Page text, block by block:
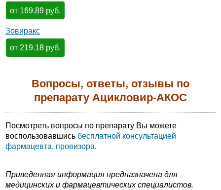
от 169.89 руб.
Зовиракс
от 219.18 руб.
Вопросы, ответы, отзывы по
препарату Ацикловир-АКОС
Посмотреть вопросы по препарату Вы можете
воспользовавшись бесплатной консультацией
фармацевта, провизора.
Приведенная информация предназначена для
медицинских и фармацевтических специалистов.